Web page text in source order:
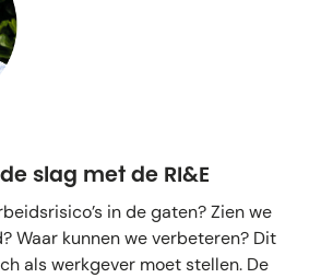
slag met de RI&E
in de gaten? Zien we
Waar kunnen we verbeteren? Dit
als werkgever moet stellen. De